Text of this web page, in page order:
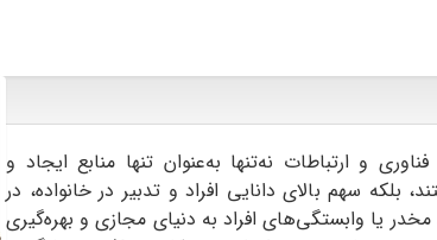
و ارتباطات نه‌تنها به‌عنوان تنها منابع ایجاد و
بلکه سهم بالای دانایی افراد و تدبیر در خانواده، در
مخدر یا وابستگی‌های افراد به دنیای مجازی و بهره‌گیری